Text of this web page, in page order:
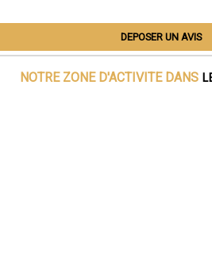
DEPOSER UN AVIS
NOTRE ZONE D'ACTIVITE DANS